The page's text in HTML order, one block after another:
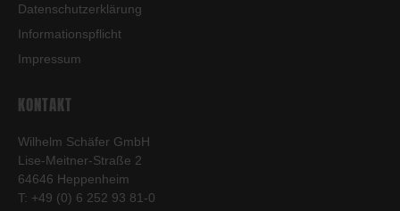
Datenschutzerklärung
Informationspflicht
Impressum
KONTAKT
Wilhelm Schäfer GmbH
Lise-Meitner-Straße 2
64646 Heppenheim
T: +49 (0) 6 252 93 81-0